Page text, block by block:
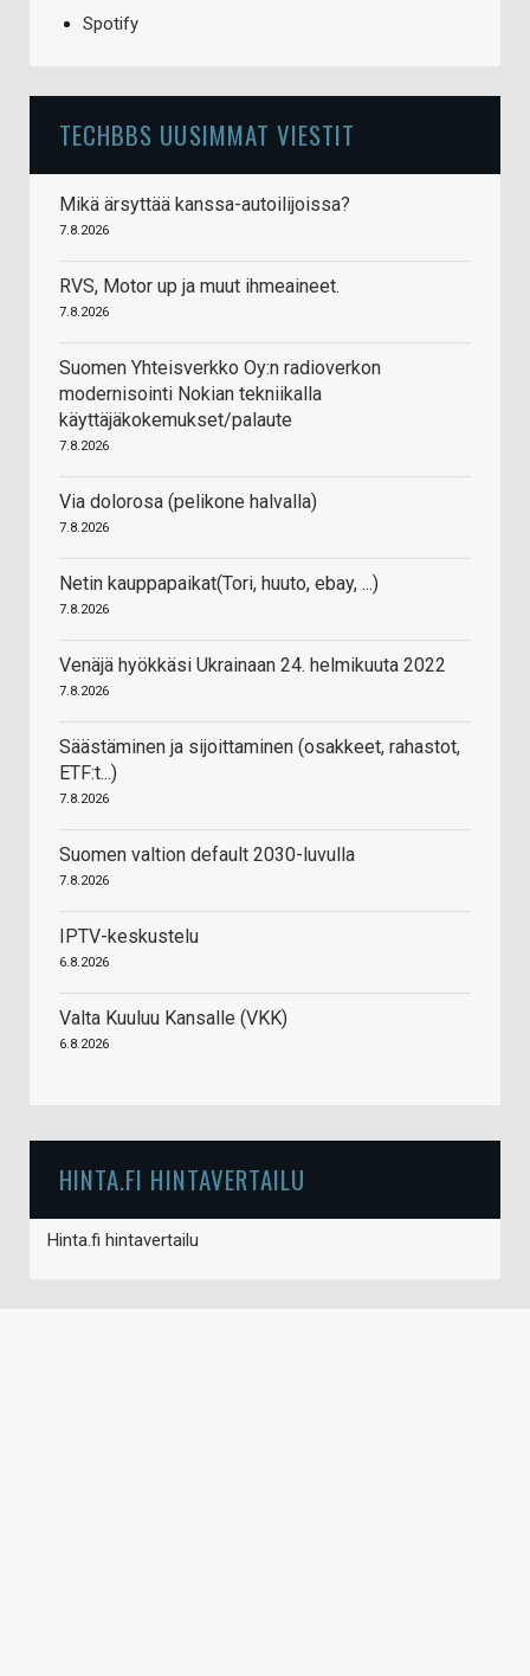
Spotify
TECHBBS UUSIMMAT VIESTIT
Mikä ärsyttää kanssa-autoilijoissa?
7.8.2026
RVS, Motor up ja muut ihmeaineet.
7.8.2026
Suomen Yhteisverkko Oy:n radioverkon
modernisointi Nokian tekniikalla
käyttäjäkokemukset/palaute
7.8.2026
Via dolorosa (pelikone halvalla)
7.8.2026
Netin kauppapaikat(Tori, huuto, ebay, ...)
7.8.2026
Venäjä hyökkäsi Ukrainaan 24. helmikuuta 2022
7.8.2026
Säästäminen ja sijoittaminen (osakkeet, rahastot,
ETF:t...)
7.8.2026
Suomen valtion default 2030-luvulla
7.8.2026
IPTV-keskustelu
6.8.2026
Valta Kuuluu Kansalle (VKK)
6.8.2026
HINTA.FI HINTAVERTAILU
Hinta.fi hintavertailu